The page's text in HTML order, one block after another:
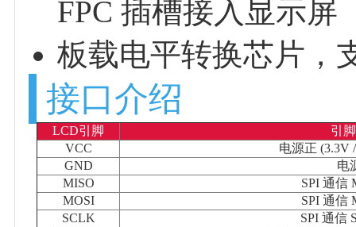
FPC 插槽接入显示屏
板载电平转换芯片，
接口介绍
LCD引脚
引
VCC
电源正 (3.3V
GND
电
MISO
SPI 通信
MOSI
SPI 通信
SCLK
SPI 通信